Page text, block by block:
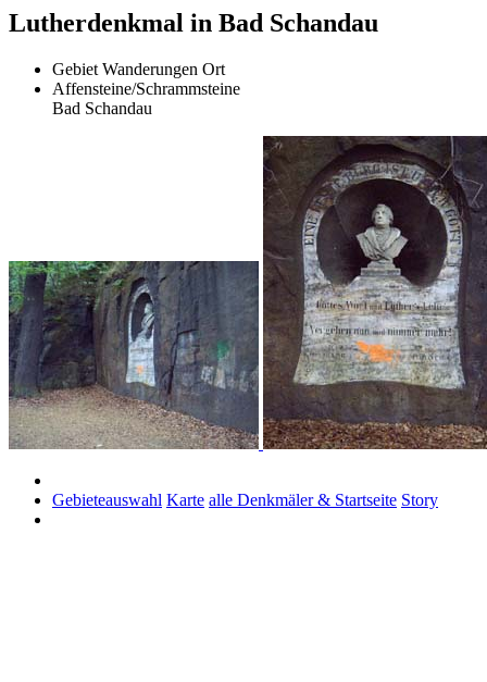
Lutherdenkmal in Bad Schandau
Gebiet Wanderungen Ort
Affensteine/Schrammsteine
Bad Schandau
Gebieteauswahl Karte alle Denkmäler & Startseite Story